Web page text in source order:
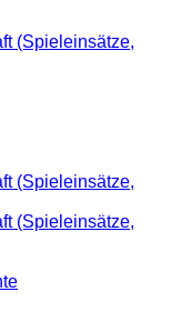
(Spieleinsätze,
(Spieleinsätze,
(Spieleinsätze,